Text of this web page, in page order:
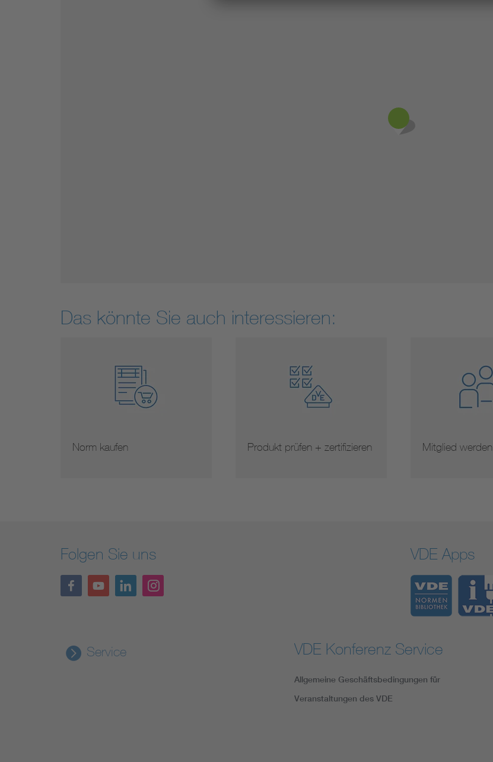
Das könnte Sie auch interessieren:
Norm kaufen Produkt prüfen + zertifizieren Mitglied werden
Folgen Sie uns VDE Apps
Service VDE Konferenz Service
Allgemeine Geschäftsbedingungen für
Veranstaltungen des VDE